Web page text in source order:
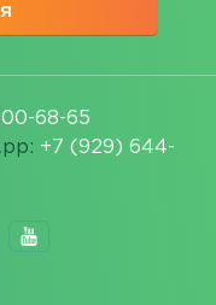
68-65
+7 (929) 644-